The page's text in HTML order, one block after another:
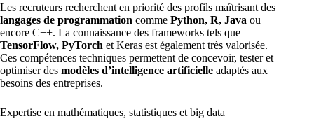
Les recruteurs recherchent en priorité des profils maîtrisant des
langages de programmation comme Python, R, Java ou
encore C++. La connaissance des frameworks tels que
TensorFlow, PyTorch et Keras est également très valorisée.
Ces compétences techniques permettent de concevoir, tester et
optimiser des modèles d’intelligence artificielle adaptés aux
besoins des entreprises.
Expertise en mathématiques, statistiques et big data